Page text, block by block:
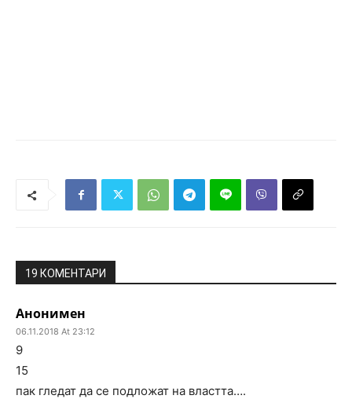
19 КОМЕНТАРИ
Анонимен
06.11.2018 At 23:12
9
15
пак гледат да се подложат на властта….